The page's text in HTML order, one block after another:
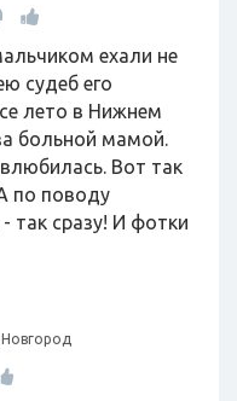
ехали не
судеб его
лето в Нижнем
больной мамой.
Вот так
по поводу
так сразу! И фотки